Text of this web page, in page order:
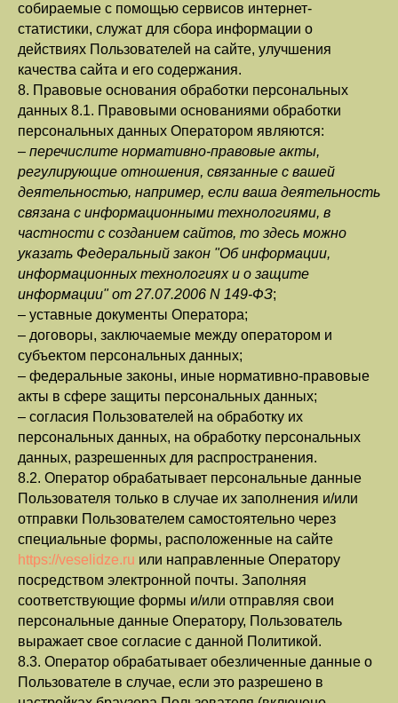
собираемые с помощью сервисов интернет-
статистики, служат для сбора информации о
действиях Пользователей на сайте, улучшения
качества сайта и его содержания.
8. Правовые основания обработки персональных
данных 8.1. Правовыми основаниями обработки
персональных данных Оператором являются:
– перечислите нормативно-правовые акты,
регулирующие отношения, связанные с вашей
деятельностью, например, если ваша деятельность
связана с информационными технологиями, в
частности с созданием сайтов, то здесь можно
указать Федеральный закон "Об информации,
информационных технологиях и о защите
информации" от 27.07.2006 N 149-ФЗ;
– уставные документы Оператора;
– договоры, заключаемые между оператором и
субъектом персональных данных;
– федеральные законы, иные нормативно-правовые
акты в сфере защиты персональных данных;
– согласия Пользователей на обработку их
персональных данных, на обработку персональных
данных, разрешенных для распространения.
8.2. Оператор обрабатывает персональные данные
Пользователя только в случае их заполнения и/или
отправки Пользователем самостоятельно через
специальные формы, расположенные на сайте
https://veselidze.ru или направленные Оператору
посредством электронной почты. Заполняя
соответствующие формы и/или отправляя свои
персональные данные Оператору, Пользователь
выражает свое согласие с данной Политикой.
8.3. Оператор обрабатывает обезличенные данные о
Пользователе в случае, если это разрешено в